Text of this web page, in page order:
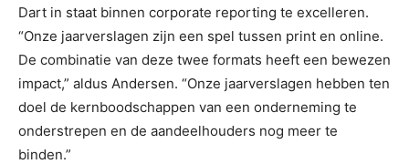
Dart in staat binnen corporate reporting te excelleren.
“Onze jaarverslagen zijn een spel tussen print en online.
De combinatie van deze twee formats heeft een bewezen
impact,” aldus Andersen. “Onze jaarverslagen hebben ten
doel de kernboodschappen van een onderneming te
onderstrepen en de aandeelhouders nog meer te
binden.”